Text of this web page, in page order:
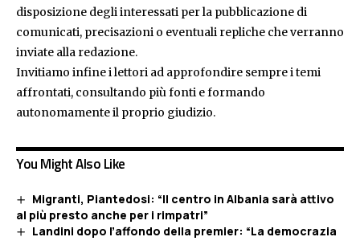
disposizione degli interessati per la pubblicazione di
comunicati, precisazioni o eventuali repliche che verranno
inviate alla redazione.
Invitiamo infine i lettori ad approfondire sempre i temi
affrontati, consultando più fonti e formando
autonomamente il proprio giudizio.
You Might Also Like
Migranti, Piantedosi: “Il centro in Albania sarà attivo
al più presto anche per i rimpatri”
Landini dopo l’affondo della premier: “La democrazia